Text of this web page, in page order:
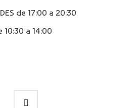
de 17:00 a 20:30
10:30 a 14:00